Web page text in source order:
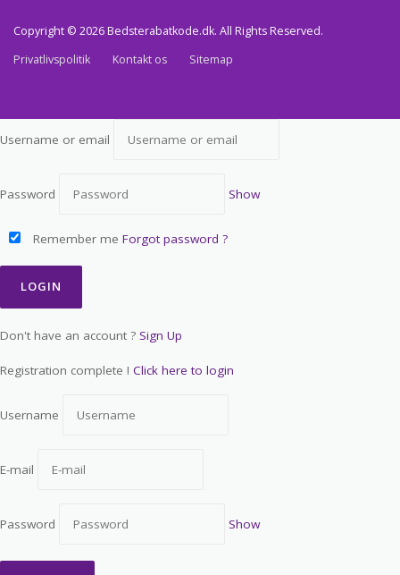
Copyright © 2026 Bedsterabatkode.dk. All Rights Reserved.
Privatlivspolitik
Kontakt os Sitemap
Username or email
Password Show
Remember me Forgot password ?
Don't have an account ? Sign Up
Registration complete ! Click here to login
Username
E-mail
Password Show